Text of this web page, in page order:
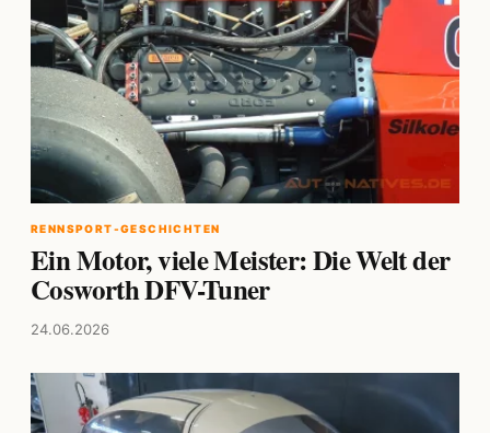
RENNSPORT-GESCHICHTEN
Ein Motor, viele Meister: Die Welt der
Cosworth DFV-Tuner
24.06.2026